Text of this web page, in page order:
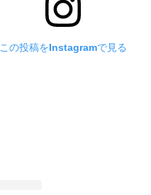
この投稿をInstagramで見る